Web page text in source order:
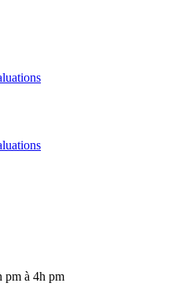
pm à 4h pm